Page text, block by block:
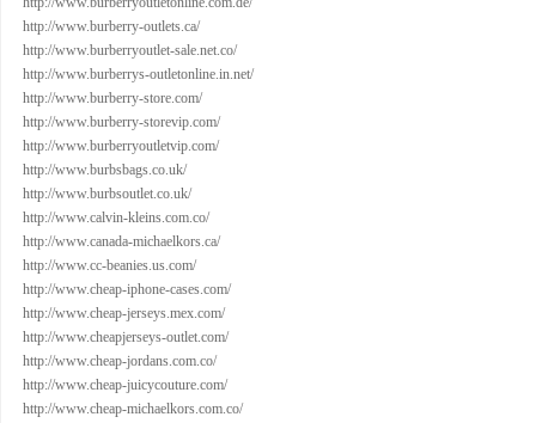
http://www.burberry-outlets.ca/
http://www.burberryoutlet-sale.net.co/
http://www.burberrys-outletonline.in.net/
http://www.burberry-store.com/
http://www.burberry-storevip.com/
http://www.burberryoutletvip.com/
http://www.burbsbags.co.uk/
http://www.burbsoutlet.co.uk/
http://www.calvin-kleins.com.co/
http://www.canada-michaelkors.ca/
http://www.cc-beanies.us.com/
http://www.cheap-iphone-cases.com/
http://www.cheap-jerseys.mex.com/
http://www.cheapjerseys-outlet.com/
http://www.cheap-jordans.com.co/
http://www.cheap-juicycouture.com/
http://www.cheap-michaelkors.com.co/